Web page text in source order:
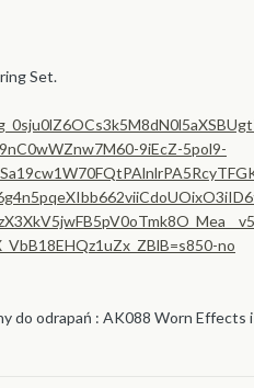
Set.
do odrapań : AK088 Worn Effects